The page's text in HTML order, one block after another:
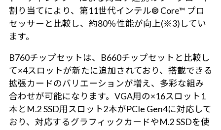
割り当てにより、第11世代インテル® Core™ プロ
セッサーと比較し、約80％性能が向上(※3)してい
ます。
B760チップセットは、B660チップセットと比較し
て×4スロットが新たに追加されており、搭載できる
拡張カードのバリエーションが増え、多彩な組み
合わせが可能になります。VGA用の×16スロット1
本とM.2 SSD用スロット2本がPCIe Gen4に対応して
おり、対応するグラフィックカードやM.2 SSDを使